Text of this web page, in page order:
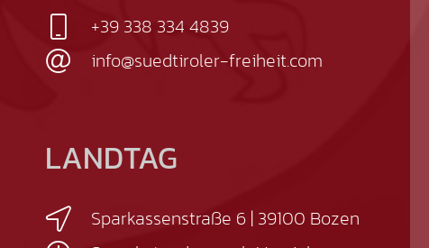
+39 338 334 4839
info@suedtiroler-freiheit.com
LANDTAG
Sparkassenstraße 6 | 39100 Bozen